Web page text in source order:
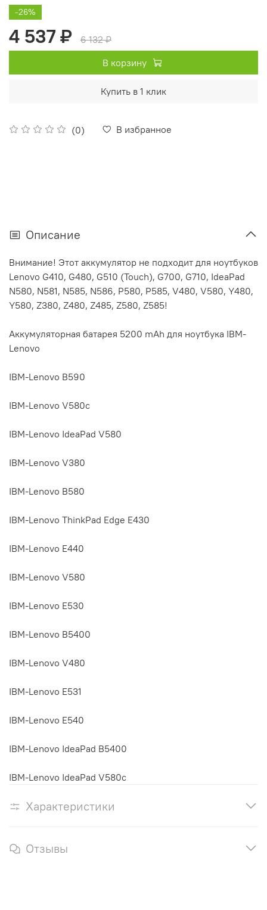
(0) В избранное
-26%
4 537 ₽
6 132 ₽
В корзину
Купить в 1 клик
Описание
Внимание! Этот аккумулятор не подходит для ноутбуков
Lenovo G410, G480, G510 (Touch), G700, G710, IdeaPad
N580, N581, N585, N586, P580, P585, V480, V580, Y480,
Y580, Z380, Z480, Z485, Z580, Z585!
Аккумуляторная батарея 5200 mAh для ноутбука IBM-
Lenovo
IBM-Lenovo B590
IBM-Lenovo V580c
IBM-Lenovo IdeaPad V580
IBM-Lenovo V380
IBM-Lenovo B580
IBM-Lenovo ThinkPad Edge E430
IBM-Lenovo E440
IBM-Lenovo V580
IBM-Lenovo E530
IBM-Lenovo B5400
IBM-Lenovo V480
IBM-Lenovo E531
IBM-Lenovo E540
IBM-Lenovo IdeaPad B5400
IBM-Lenovo IdeaPad V580c
Характеристики
Отзывы